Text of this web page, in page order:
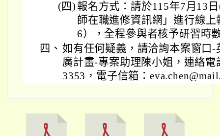
(四) 報名方式：請於115年7月13
師在職進修資訊網」進行線
6），全程參與者核予研習時
四、 如有任何疑義，請洽詢本案窗口
廣計畫-專案助理陳小姐，連絡
3353，電子信箱：